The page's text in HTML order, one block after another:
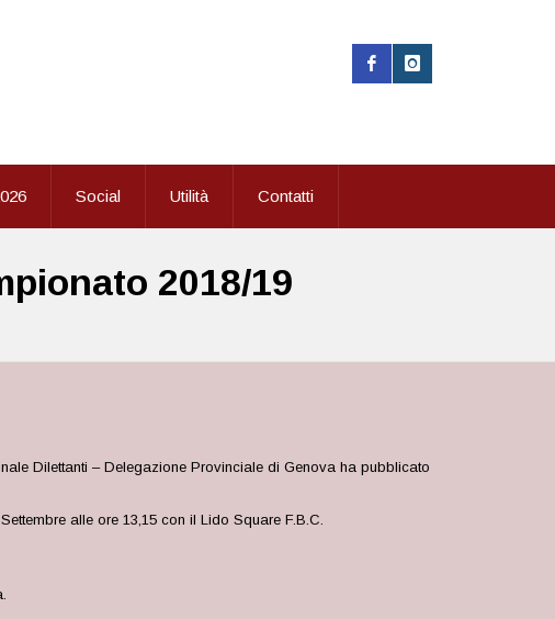
Social Utilità Contatti
2018/19
Dilettanti – Delegazione Provinciale di Genova ha pubblicato
alle ore 13,15 con il Lido Square F.B.C.